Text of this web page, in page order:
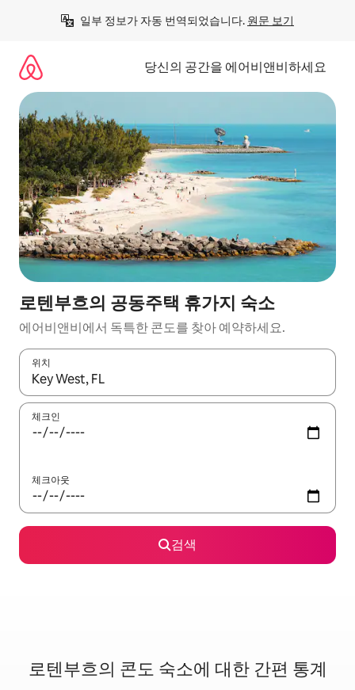
일부 정보가 자동 번역되었습니다. 원문 보기
당신의 공간을 에어비앤비하세요
로텐부흐의 공동주택 휴가지 숙소
에어비앤비에서 독특한 콘도를 찾아 예약하세요.
위치
결과가 나오면 위·아래 화살표 키를 사용하거나 터치 또는 스와이
체크인
체크아웃
검색
로텐부흐의 콘도 숙소에 대한 간편 통계